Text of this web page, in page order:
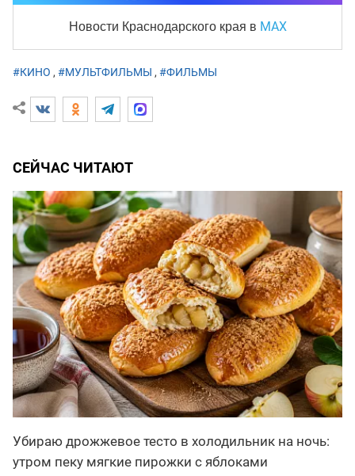
Новости Краснодарского края в MAX
#КИНО , #МУЛЬТФИЛЬМЫ , #ФИЛЬМЫ
СЕЙЧАС ЧИТАЮТ
Убираю дрожжевое тесто в холодильник на ночь:
утром пеку мягкие пирожки с яблоками